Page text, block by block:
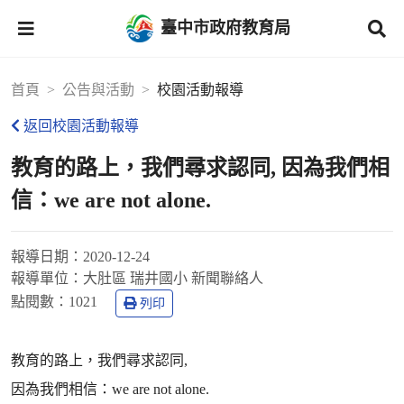
臺中市政府教育局
首頁 公告與活動 校園活動報導
返回校園活動報導
教育的路上，我們尋求認同, 因為我們相
信：we are not alone.
報導日期： 2020-12-24
報導單位： 大肚區 瑞井國小 新聞聯絡人
點閱數： 1021 列印
教育的路上，我們尋求認同,
因為我們相信：we are not alone.